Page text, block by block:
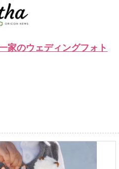
家のウェディングフォト